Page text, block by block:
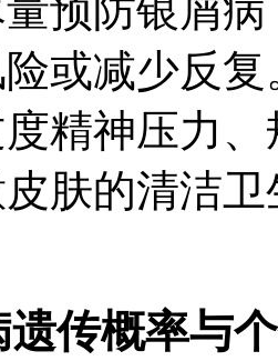
预防银屑
或减少反
精神压力
肤的清洁
传概率与